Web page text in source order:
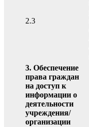
2.3
3. Обеспечение
права граждан
на доступ к
информации о
деятельности
учреждения/
организации